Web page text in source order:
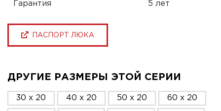
Гарантия 5 лет
ПАСПОРТ ЛЮКА
ДРУГИЕ РАЗМЕРЫ ЭТОЙ СЕРИИ
30 x 20 40 x 20 50 x 20 60 x 20